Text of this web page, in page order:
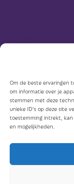
Om de beste ervaringen
om informatie over je
stemmen met deze
unieke ID's op deze site
toestemming intrekt, kan
en mogelijkheden.
E-mailadres